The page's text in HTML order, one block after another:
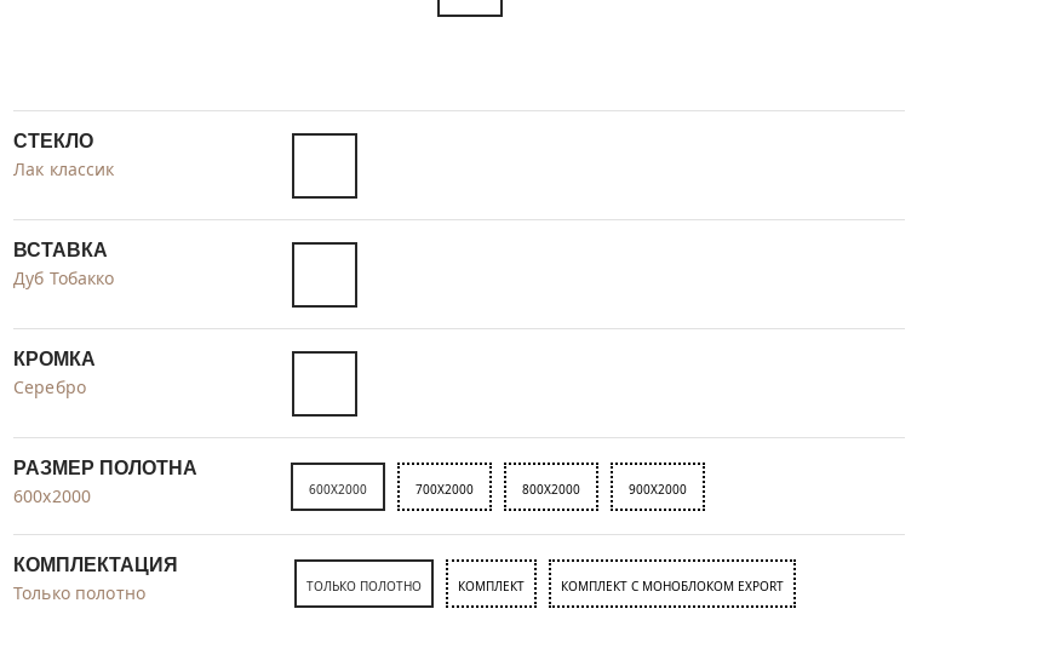
СТЕКЛО
Лак классик
ВСТАВКА
Дуб Тобакко
КРОМКА
Серебро
РАЗМЕР ПОЛОТНА
600x2000 600X2000 700X2000 800X2000 900X2000
КОМПЛЕКТАЦИЯ
Только полотно ТОЛЬКО ПОЛОТНО КОМПЛЕКТ КОМПЛЕКТ С МОНОБЛОКОМ EXPORT